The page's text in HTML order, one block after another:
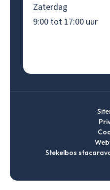
Zaterdag
9:00 tot 17:00 uur
Stekelbos